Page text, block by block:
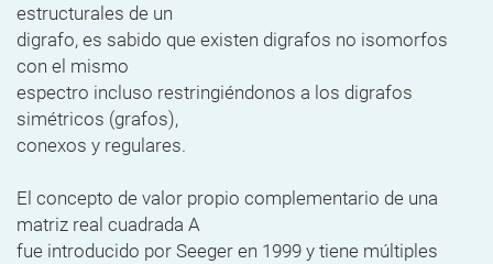
estructurales de un
digrafo, es sabido que existen digrafos no isomorfos
con el mismo
espectro incluso restringiéndonos a los digrafos
simétricos (grafos),
conexos y regulares.
El concepto de valor propio complementario de una
matriz real cuadrada A
fue introducido por Seeger en 1999 y tiene múltiples